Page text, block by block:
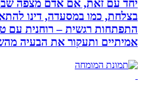
יחד עם זאת, אם אדם מצפה
בצלחת, כמו במסעדה, דינו להתאכזב.
התפתחות רגשית – רוחנית עם טיפול
אמיתיים ותעקור את הבעיה מהשורש.